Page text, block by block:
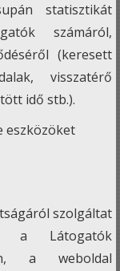
statisztikát
számáról,
(keresett
visszatérő
idő stb.).
eszközöket
szolgáltat
a Látogatók
a weboldal